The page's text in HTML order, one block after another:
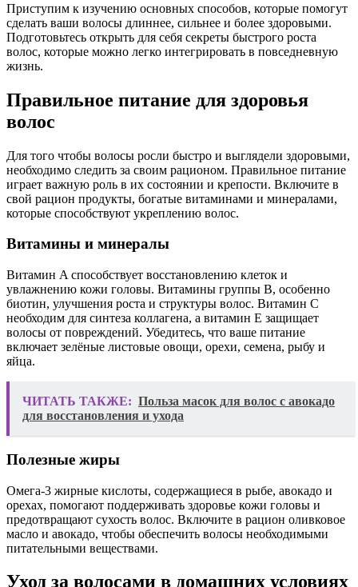
Приступим к изучению основных способов, которые помогут
сделать ваши волосы длиннее, сильнее и более здоровыми.
Подготовьтесь открыть для себя секреты быстрого роста
волос, которые можно легко интегрировать в повседневную
жизнь.
Правильное питание для здоровья
волос
Для того чтобы волосы росли быстро и выглядели здоровыми,
необходимо следить за своим рационом. Правильное питание
играет важную роль в их состоянии и крепости. Включите в
свой рацион продукты, богатые витаминами и минералами,
которые способствуют укреплению волос.
Витамины и минералы
Витамин A способствует восстановлению клеток и
увлажнению кожи головы. Витамины группы B, особенно
биотин, улучшения роста и структуры волос. Витамин C
необходим для синтеза коллагена, а витамин E защищает
волосы от повреждений. Убедитесь, что ваше питание
включает зелёные листовые овощи, орехи, семена, рыбу и
яйца.
ЧИТАТЬ ТАКЖЕ: Польза масок для волос с авокадо
для восстановления и ухода
Полезные жиры
Омега-3 жирные кислоты, содержащиеся в рыбе, авокадо и
орехах, помогают поддерживать здоровье кожи головы и
предотвращают сухость волос. Включите в рацион оливковое
масло и авокадо, чтобы обеспечить волосы необходимыми
питательными веществами.
Уход за волосами в домашних условиях